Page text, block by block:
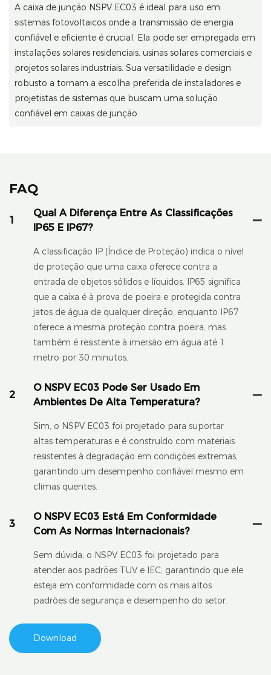
A caixa de junção NSPV EC03 é ideal para uso em
sistemas fotovoltaicos onde a transmissão de energia
confiável e eficiente é crucial. Ela pode ser empregada em
instalações solares residenciais, usinas solares comerciais e
projetos solares industriais. Sua versatilidade e design
robusto a tornam a escolha preferida de instaladores e
projetistas de sistemas que buscam uma solução
confiável em caixas de junção.
FAQ
1
Qual A Diferença Entre As Classificações
IP65 E IP67?
A classificação IP (Índice de Proteção) indica o nível
de proteção que uma caixa oferece contra a
entrada de objetos sólidos e líquidos. IP65 significa
que a caixa é à prova de poeira e protegida contra
jatos de água de qualquer direção, enquanto IP67
oferece a mesma proteção contra poeira, mas
também é resistente à imersão em água até 1
metro por 30 minutos.
2
O NSPV EC03 Pode Ser Usado Em
Ambientes De Alta Temperatura?
Sim, o NSPV EC03 foi projetado para suportar
altas temperaturas e é construído com materiais
resistentes à degradação em condições extremas,
garantindo um desempenho confiável mesmo em
climas quentes.
3
O NSPV EC03 Está Em Conformidade
Com As Normas Internacionais?
Sem dúvida, o NSPV EC03 foi projetado para
atender aos padrões TUV e IEC, garantindo que ele
esteja em conformidade com os mais altos
padrões de segurança e desempenho do setor.
Download